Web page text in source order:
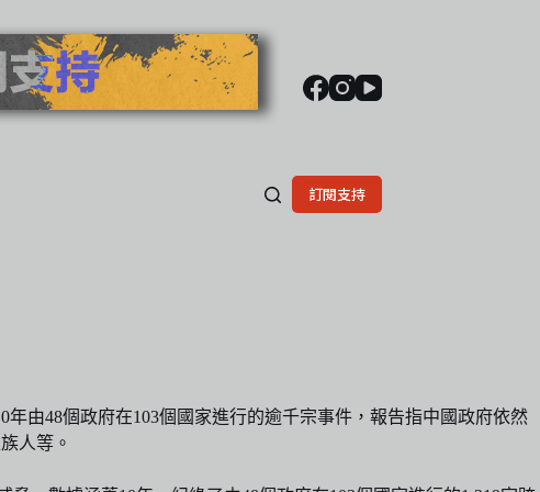
訂閱支持
年由48個政府在103個國家進行的逾千宗事件，報告指中國政府依然
人等。